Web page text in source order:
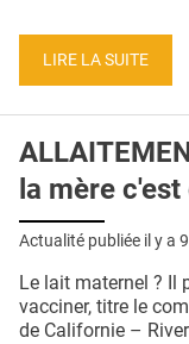
LIRE LA SUITE
la mère
Actualité publiée il y a
Le lait maternel ? Il
vacciner, titre le
de Californie –